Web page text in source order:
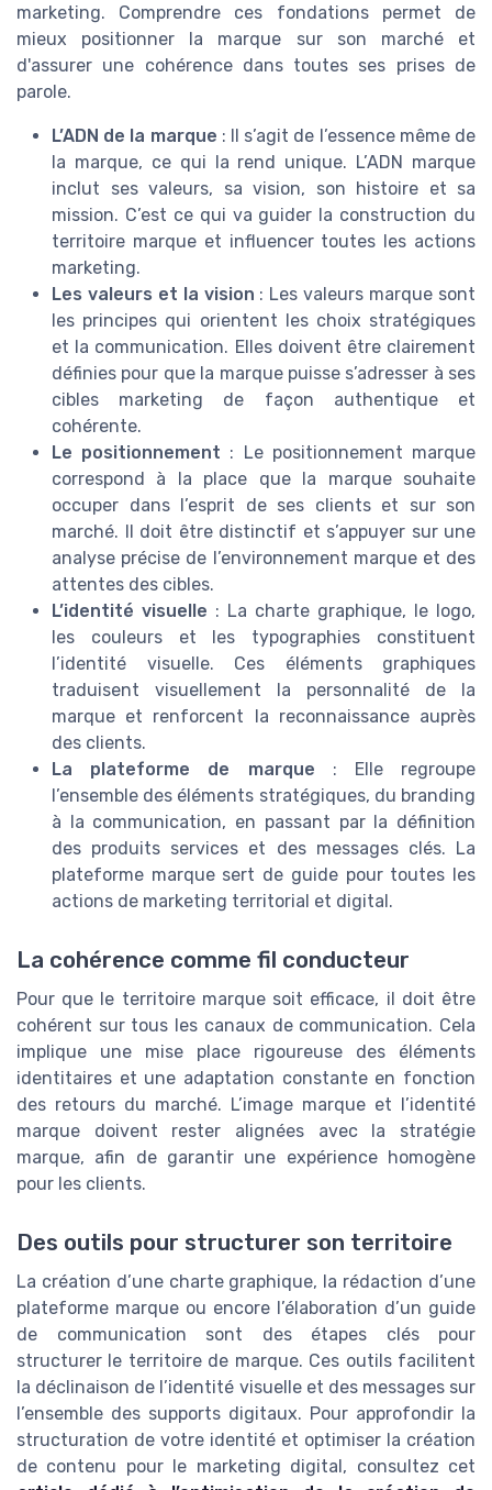
marketing. Comprendre ces fondations permet de
mieux positionner la marque sur son marché et
d'assurer une cohérence dans toutes ses prises de
parole.
L’ADN de la marque : Il s’agit de l’essence même de
la marque, ce qui la rend unique. L’ADN marque
inclut ses valeurs, sa vision, son histoire et sa
mission. C’est ce qui va guider la construction du
territoire marque et influencer toutes les actions
marketing.
Les valeurs et la vision : Les valeurs marque sont
les principes qui orientent les choix stratégiques
et la communication. Elles doivent être clairement
définies pour que la marque puisse s’adresser à ses
cibles marketing de façon authentique et
cohérente.
Le positionnement : Le positionnement marque
correspond à la place que la marque souhaite
occuper dans l’esprit de ses clients et sur son
marché. Il doit être distinctif et s’appuyer sur une
analyse précise de l’environnement marque et des
attentes des cibles.
L’identité visuelle : La charte graphique, le logo,
les couleurs et les typographies constituent
l’identité visuelle. Ces éléments graphiques
traduisent visuellement la personnalité de la
marque et renforcent la reconnaissance auprès
des clients.
La plateforme de marque : Elle regroupe
l’ensemble des éléments stratégiques, du branding
à la communication, en passant par la définition
des produits services et des messages clés. La
plateforme marque sert de guide pour toutes les
actions de marketing territorial et digital.
La cohérence comme fil conducteur
Pour que le territoire marque soit efficace, il doit être
cohérent sur tous les canaux de communication. Cela
implique une mise place rigoureuse des éléments
identitaires et une adaptation constante en fonction
des retours du marché. L’image marque et l’identité
marque doivent rester alignées avec la stratégie
marque, afin de garantir une expérience homogène
pour les clients.
Des outils pour structurer son territoire
La création d’une charte graphique, la rédaction d’une
plateforme marque ou encore l’élaboration d’un guide
de communication sont des étapes clés pour
structurer le territoire de marque. Ces outils facilitent
la déclinaison de l’identité visuelle et des messages sur
l’ensemble des supports digitaux. Pour approfondir la
structuration de votre identité et optimiser la création
de contenu pour le marketing digital, consultez cet